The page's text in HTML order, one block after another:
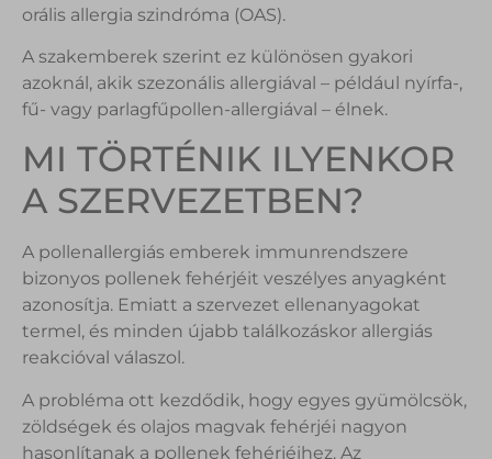
orális allergia szindróma (OAS).
A szakemberek szerint ez különösen gyakori
azoknál, akik szezonális allergiával – például nyírfa-,
fű- vagy parlagfűpollen-allergiával – élnek.
MI TÖRTÉNIK ILYENKOR
A SZERVEZETBEN?
A pollenallergiás emberek immunrendszere
bizonyos pollenek fehérjéit veszélyes anyagként
azonosítja. Emiatt a szervezet ellenanyagokat
termel, és minden újabb találkozáskor allergiás
reakcióval válaszol.
A probléma ott kezdődik, hogy egyes gyümölcsök,
zöldségek és olajos magvak fehérjéi nagyon
hasonlítanak a pollenek fehérjéihez. Az